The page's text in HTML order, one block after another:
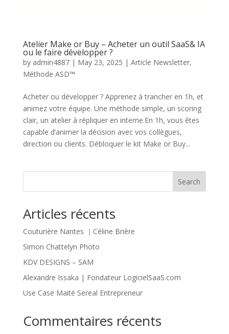
Atelier Make or Buy – Acheter un outil SaaS& IA
ou le faire développer ?
by admin4887| May 23, 2025 | Article Newsletter,
Méthode ASD™
Acheter ou développer ? Apprenez à trancher en 1h, et
animez votre équipe. Une méthode simple, un scoring
clair, un atelier à répliquer en interne.En 1h, vous êtes
capable d’animer la décision avec vos collègues,
direction ou clients. Débloquer le kit Make or Buy...
Search
Articles récents
Couturière Nantes ｜Céline Brière
Simon Chattelyn Photo
KDV DESIGNS – SAM
Alexandre Issaka | Fondateur LogicielSaaS.com
Use Case Maité Sereal Entrepreneur
Commentaires récents